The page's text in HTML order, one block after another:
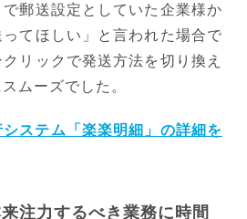
郵送設定としていた企業様か
てほしい」と言われた場合で
リックで発送方法を切り換え
ムーズでした。
システム「楽楽明細」の詳細を
注力するべき業務に時間